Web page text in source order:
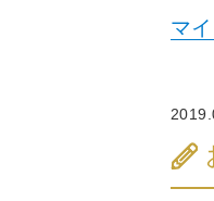
マ